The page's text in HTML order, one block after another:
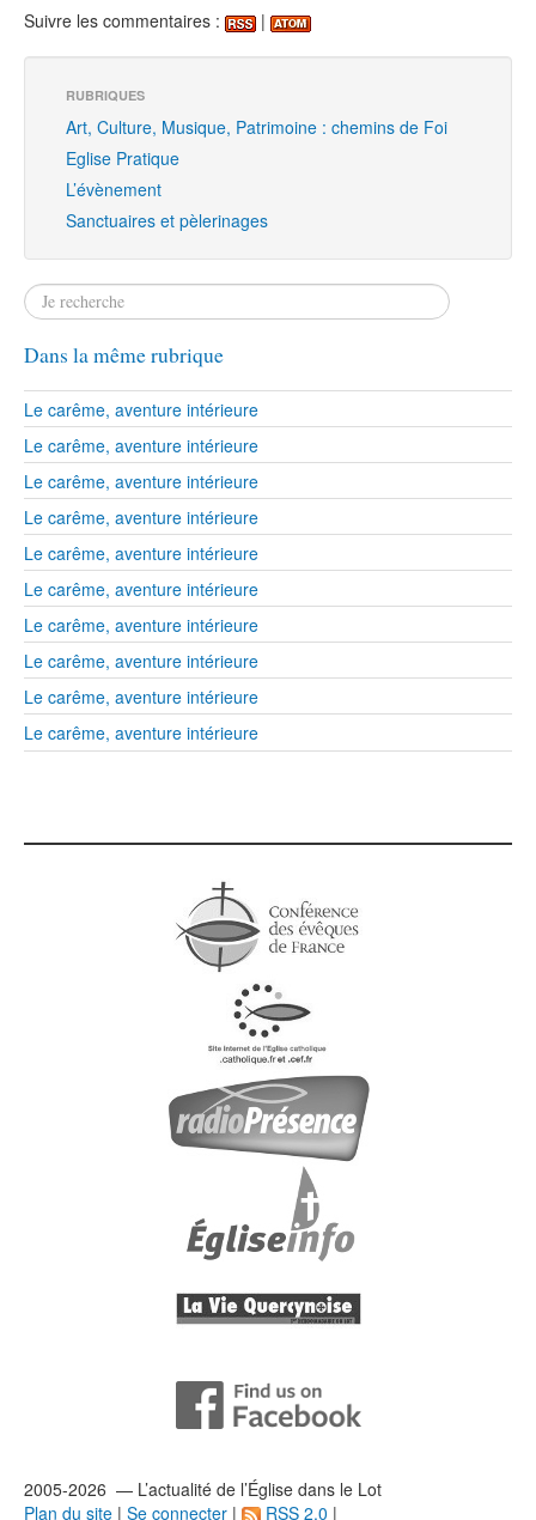
Suivre les commentaires : |
RUBRIQUES
Art, Culture, Musique, Patrimoine : chemins de Foi
Eglise Pratique
L’évènement
Sanctuaires et pèlerinages
Dans la même rubrique
Le carême, aventure intérieure
Le carême, aventure intérieure
Le carême, aventure intérieure
Le carême, aventure intérieure
Le carême, aventure intérieure
Le carême, aventure intérieure
Le carême, aventure intérieure
Le carême, aventure intérieure
Le carême, aventure intérieure
Le carême, aventure intérieure
2005-2026 — L’actualité de l’Église dans le Lot
Plan du site | Se connecter | RSS 2.0 |